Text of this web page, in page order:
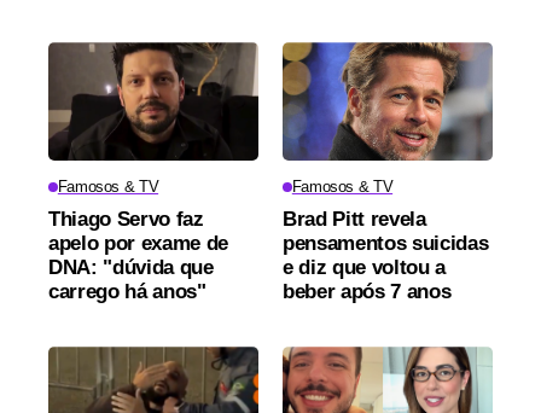
Famosos & TV
Thiago Servo faz
apelo por exame de
DNA: "dúvida que
carrego há anos"
Famosos & TV
Brad Pitt revela
pensamentos suicidas
e diz que voltou a
beber após 7 anos